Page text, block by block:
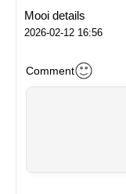
Mooi details
2026-02-12 16:56
Comment